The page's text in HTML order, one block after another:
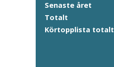
Senaste året
Totalt
Körtopplista totalt